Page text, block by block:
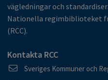
vägledningar och
Nationella regimbiblioteket
(RCC).
Kontakta RCC
Postadress
Sveriges Kommuner och